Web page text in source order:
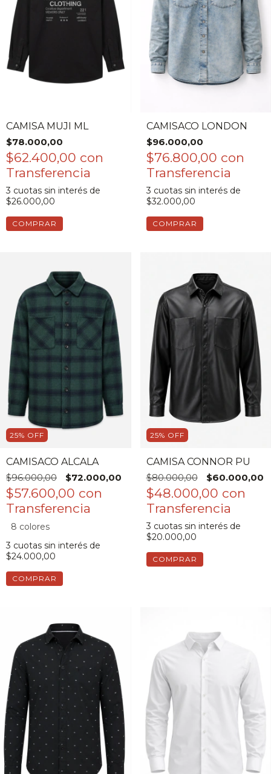
CAMISA MUJI ML
$78.000,00
$62.400,00 con
3 cuotas sin interés de
$26.000,00
COMPRAR
CAMISACO LONDON
$96.000,00
$76.800,00 con
3 cuotas sin interés de
$32.000,00
COMPRAR
25% OFF
CAMISACO ALCALA
$96.000,00
$72.000,00
$57.600,00 con
8 colores
3 cuotas sin interés de
$24.000,00
COMPRAR
25% OFF
CAMISA CONNOR PU
$80.000,00
$60.000,00
$48.000,00 con
3 cuotas sin interés de
$20.000,00
COMPRAR